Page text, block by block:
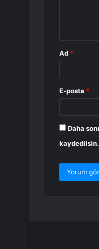
Ad *
E-posta *
Daha
kaydedilsin.